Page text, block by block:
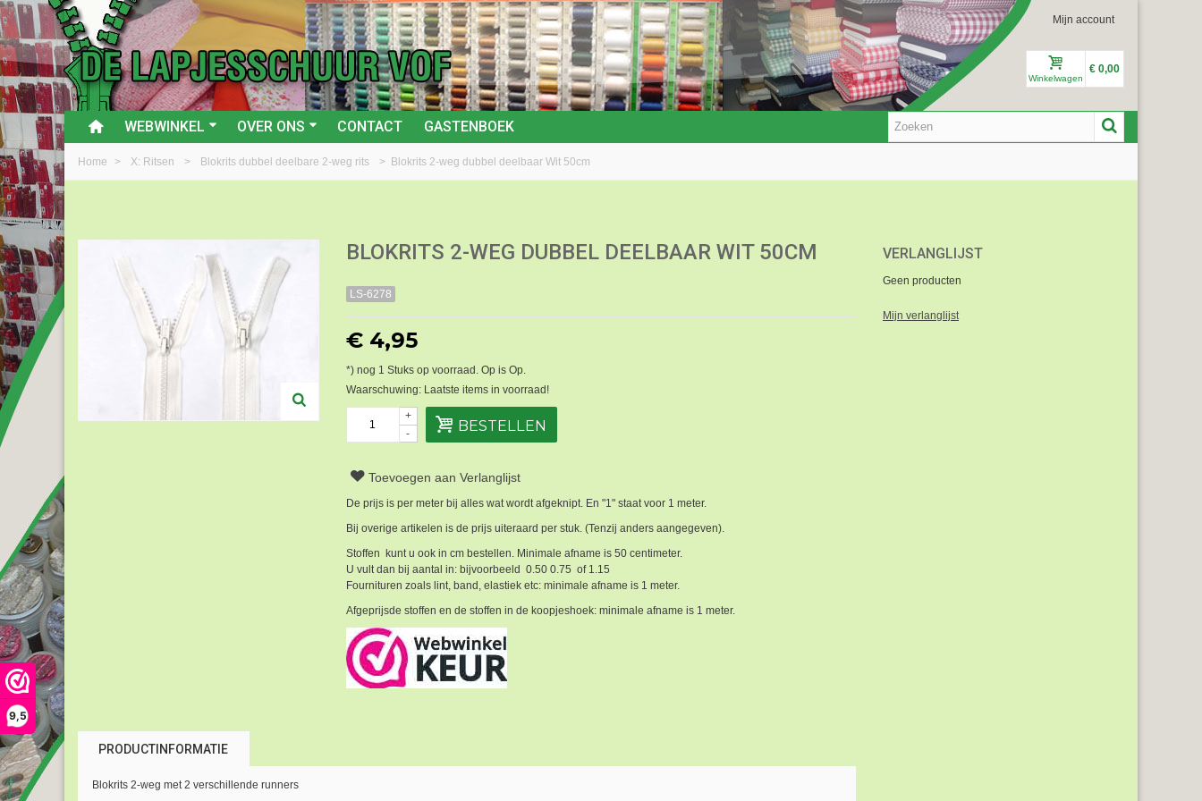
9,5
Mijn account
Winkelwagen
€ 0,00
WEBWINKEL OVER ONS CONTACT GASTENBOEK
Home > X: Ritsen > Blokrits dubbel deelbare 2-weg rits > Blokrits 2-weg dubbel deelbaar Wit 50cm
BLOKRITS 2-WEG DUBBEL DEELBAAR WIT 50CM
LS-6278
€ 4,95
*) nog 1 Stuks op voorraad. Op is Op.
Waarschuwing: Laatste items in voorraad!
-
+
BESTELLEN
Toevoegen aan Verlanglijst
De prijs is per meter bij alles wat wordt afgeknipt. En "1" staat voor 1 meter.
Bij overige artikelen is de prijs uiteraard per stuk. (Tenzij anders aangegeven).
Stoffen kunt u ook in cm bestellen. Minimale afname is 50 centimeter.
U vult dan bij aantal in: bijvoorbeeld 0.50 0.75 of 1.15
Fournituren zoals lint, band, elastiek etc: minimale afname is 1 meter.
Afgeprijsde stoffen en de stoffen in de koopjeshoek: minimale afname is 1 meter.
PRODUCTINFORMATIE
Blokrits 2-weg met 2 verschillende runners
VERLANGLIJST
Geen producten
Mijn verlanglijst